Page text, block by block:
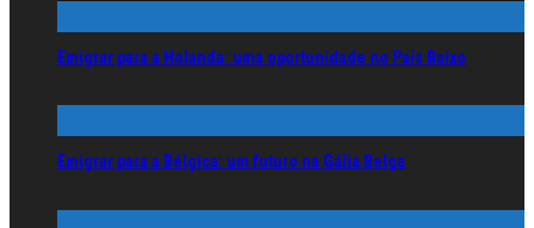
Emigrar para a Holanda: uma oportunidade no País Baixo
Emigrar para a Bélgica: um futuro na Gália Belga